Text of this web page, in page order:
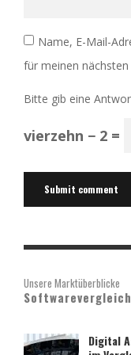
Name, E-Mail-
für meinen
Bitte gib eine
vierzehn − 2 =
Unsere Marktüberblicke
Digital